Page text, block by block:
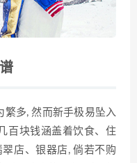
繁多, 然而新手极易坠入
百块钱涵盖着饮食、住
店、银器店, 倘若不购